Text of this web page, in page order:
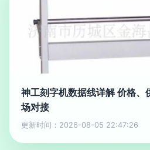
神工刻字机数据线详解 价格、
场对接
更新时间：2026-08-05 22:47:26